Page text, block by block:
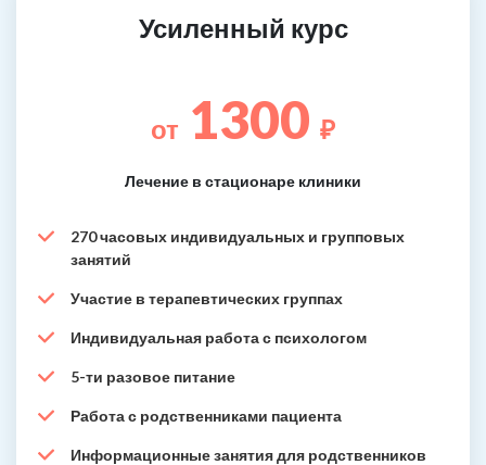
Усиленный курс
от 1300 ₽
Лечение в стационаре клиники
270 часовых индивидуальных и групповых
занятий
Участие в терапевтических группах
Индивидуальная работа с психологом
5-ти разовое питание
Работа с родственниками пациента
Информационные занятия для родственников